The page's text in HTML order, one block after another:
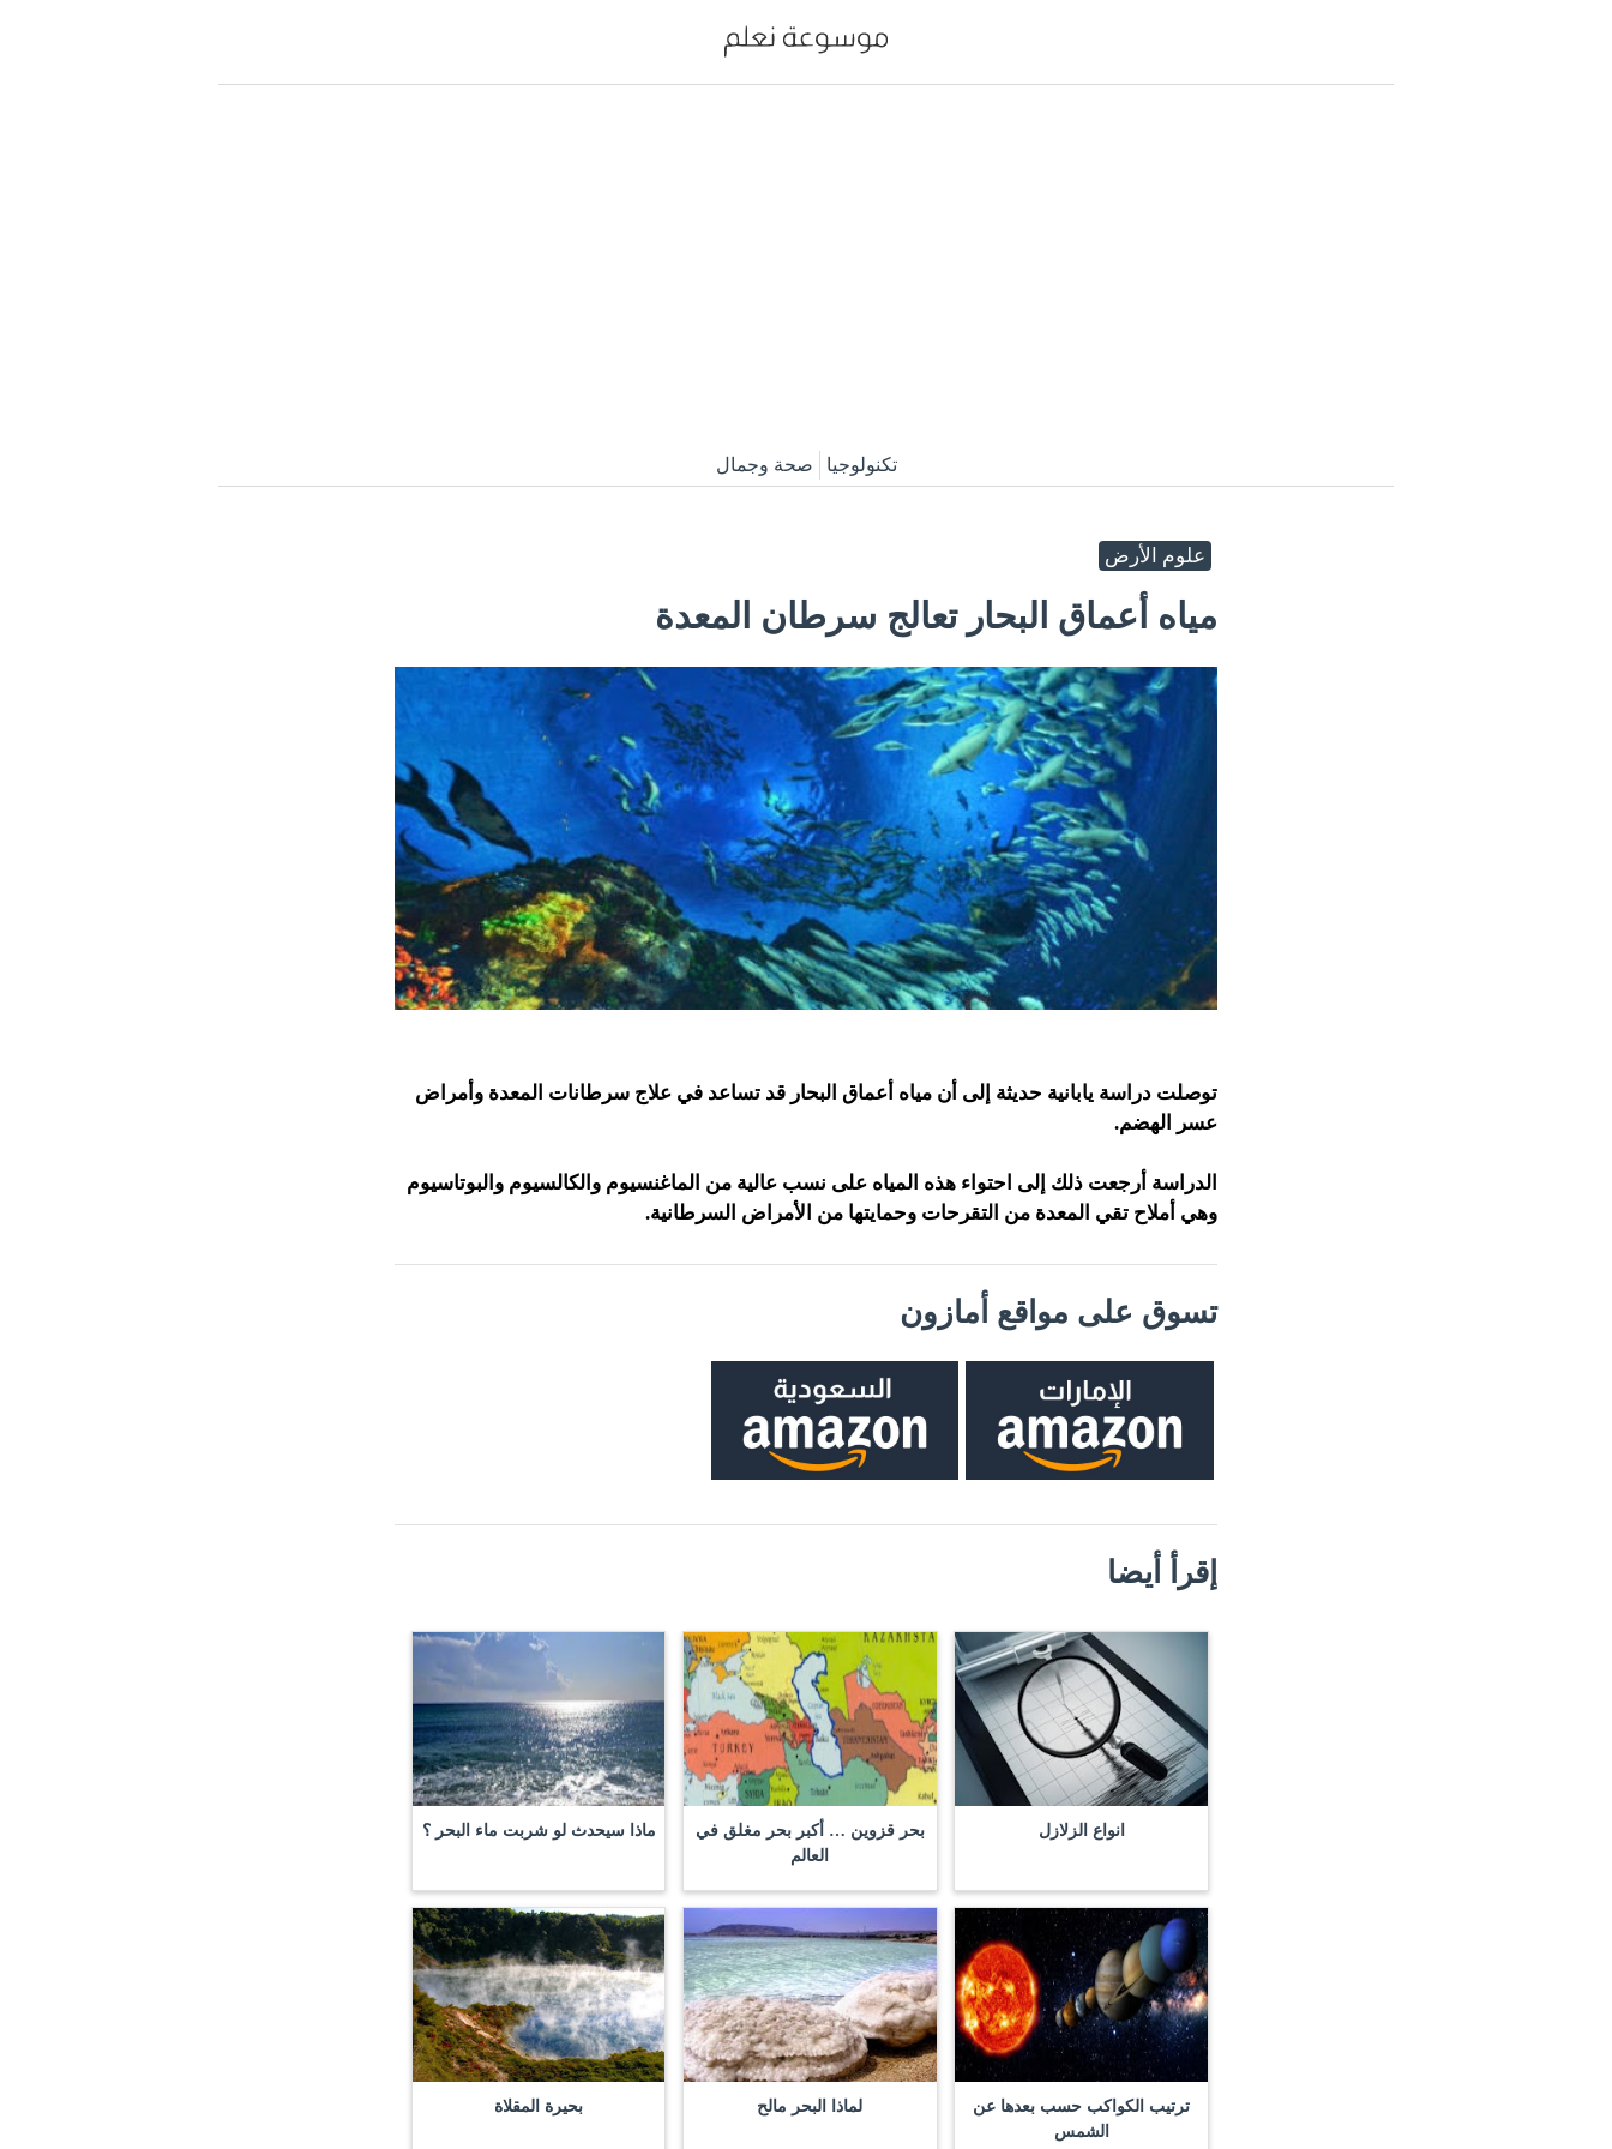
تكنولوجيا صحة وجمال
علوم الأرض
مياه أعماق البحار تعالج سرطان المعدة
توصلت دراسة يابانية حديثة إلى أن مياه أعماق البحار قد تساعد في علاج سرطانات المعدة وأمراض
عسر الهضم.
الدراسة أرجعت ذلك إلى احتواء هذه المياه على نسب عالية من الماغنسيوم والكالسيوم والبوتاسيوم
وهي أملاح تقي المعدة من التقرحات وحمايتها من الأمراض السرطانية.
تسوق على مواقع أمازون
إقرأ أيضا
انواع الزلازل
بحر قزوين … أكبر بحر مغلق في
العالم
ماذا سيحدث لو شربت ماء البحر ؟
ترتيب الكواكب حسب بعدها عن
الشمس
لماذا البحر مالح بحيرة المقلاة